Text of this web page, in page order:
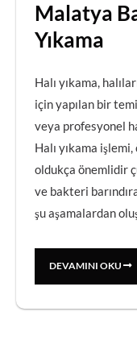
Malatya
Yıkama
Halı yıkama,
için yapılan bir
veya profesyonel
Halı yıkama
oldukça önemlidir
ve bakteri
şu aşamalardan
DEVAMINI OKU